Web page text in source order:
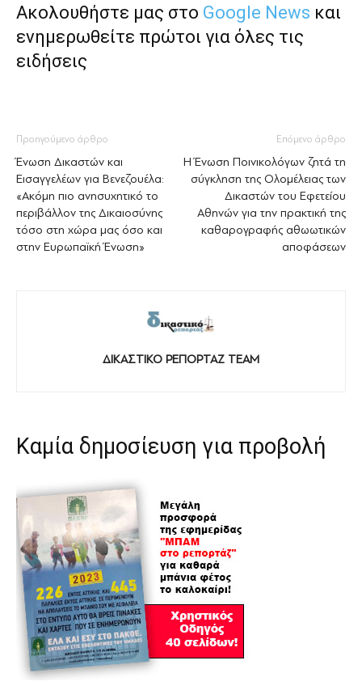
Ακολουθήστε μας στο Google News και
ενημερωθείτε πρώτοι για όλες τις
ειδήσεις
Προηγούμενο άρθρο
Ένωση Δικαστών και
Εισαγγελέων για Βενεζουέλα:
«Ακόμη πιο ανησυχητικό το
περιβάλλον της Δικαιοσύνης
τόσο στη χώρα μας όσο και
στην Ευρωπαϊκή Ένωση»
Επόμενο άρθρο
Η Ένωση Ποινικολόγων ζητά τη
σύγκληση της Ολομέλειας των
Δικαστών του Εφετείου
Αθηνών για την πρακτική της
καθαρογραφής αθωωτικών
αποφάσεων
ΔΙΚΑΣΤΙΚΟ ΡΕΠΟΡΤΑΖ TEAM
Καμία δημοσίευση για προβολή